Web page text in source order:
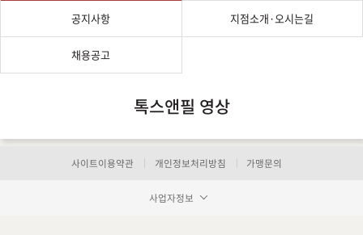
공지사항 지점소개·오시는길
채용공고
톡스앤필 영상
사이트이용약관 개인정보처리방침 가맹문의
사업자정보